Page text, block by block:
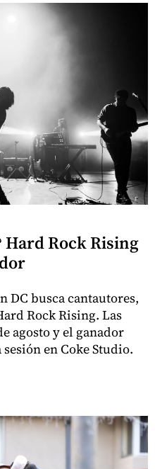
Hard Rock Rising
DC busca cantautores,
Rock Rising. Las
agosto y el ganador
en Coke Studio.